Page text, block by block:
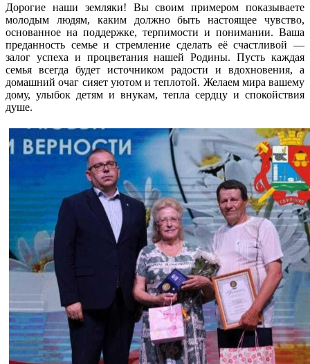
Дорогие наши земляки! Вы своим примером показываете
молодым людям, каким должно быть настоящее чувство,
основанное на поддержке, терпимости и понимании. Ваша
преданность семье и стремление сделать её счастливой —
залог успеха и процветания нашей Родины. Пусть каждая
семья всегда будет источником радости и вдохновения, а
домашний очаг сияет уютом и теплотой. Желаем мира вашему
дому, улыбок детям и внукам, тепла сердцу и спокойствия
душе.